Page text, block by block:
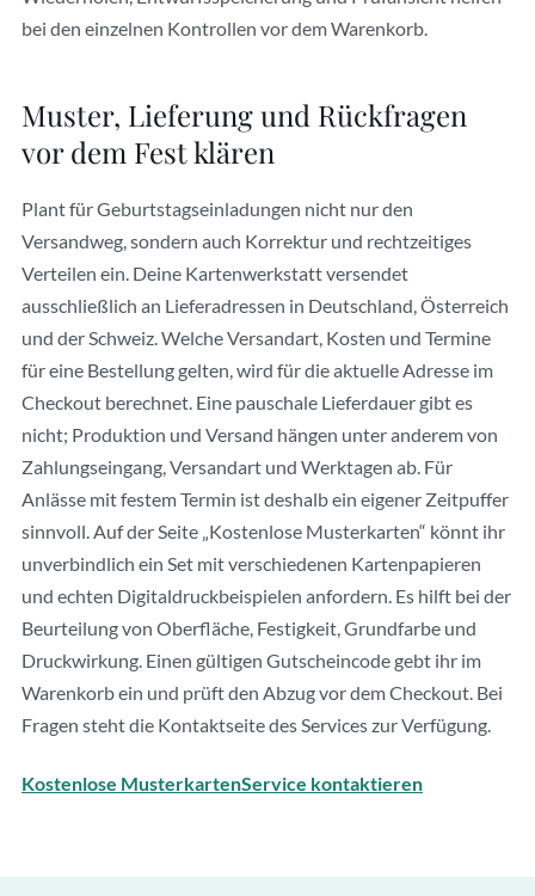
bei den einzelnen Kontrollen vor dem Warenkorb.
Muster, Lieferung und Rückfragen
vor dem Fest klären
Plant für Geburtstagseinladungen nicht nur den
Versandweg, sondern auch Korrektur und rechtzeitiges
Verteilen ein. Deine Kartenwerkstatt versendet
ausschließlich an Lieferadressen in Deutschland, Österreich
und der Schweiz. Welche Versandart, Kosten und Termine
für eine Bestellung gelten, wird für die aktuelle Adresse im
Checkout berechnet. Eine pauschale Lieferdauer gibt es
nicht; Produktion und Versand hängen unter anderem von
Zahlungseingang, Versandart und Werktagen ab. Für
Anlässe mit festem Termin ist deshalb ein eigener Zeitpuffer
sinnvoll. Auf der Seite „Kostenlose Musterkarten“ könnt ihr
unverbindlich ein Set mit verschiedenen Kartenpapieren
und echten Digitaldruckbeispielen anfordern. Es hilft bei der
Beurteilung von Oberfläche, Festigkeit, Grundfarbe und
Druckwirkung. Einen gültigen Gutscheincode gebt ihr im
Warenkorb ein und prüft den Abzug vor dem Checkout. Bei
Fragen steht die Kontaktseite des Services zur Verfügung.
Kostenlose MusterkartenService kontaktieren